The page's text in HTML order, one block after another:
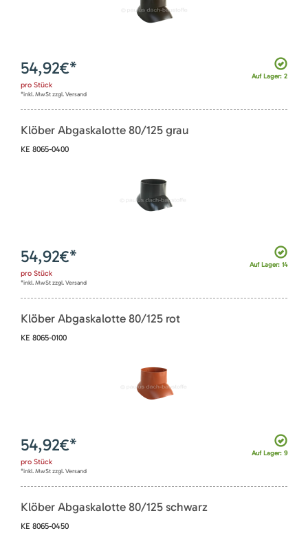
Auf Lager: 2
54,92€*
pro Stück
*inkl. MwSt zzgl. Versand
Klöber Abgaskalotte 80/125 grau
KE 8065-0400
Auf Lager: 14
54,92€*
pro Stück
*inkl. MwSt zzgl. Versand
Klöber Abgaskalotte 80/125 rot
KE 8065-0100
Auf Lager: 9
54,92€*
pro Stück
*inkl. MwSt zzgl. Versand
Klöber Abgaskalotte 80/125 schwarz
KE 8065-0450